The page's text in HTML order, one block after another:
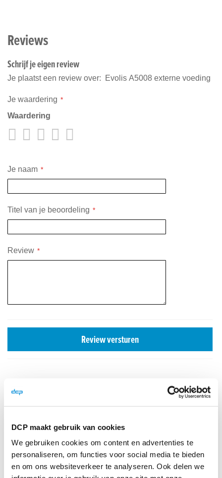
DCP maakt gebruik van cookies
We gebruiken cookies om content en advertenties te
personaliseren, om functies voor social media te bieden
en om ons websiteverkeer te analyseren. Ook delen we
Reviews
Schrijf je eigen review
Je plaatst een review over: Evolis A5008 externe voeding
Je waardering
Waardering
1
star
2
stars
3
stars
4
stars
Je naam
Titel van je beoordeling
Review
Review versturen
Heb je vragen?
Laat ons terugbellen:
Naam* Telefoon*